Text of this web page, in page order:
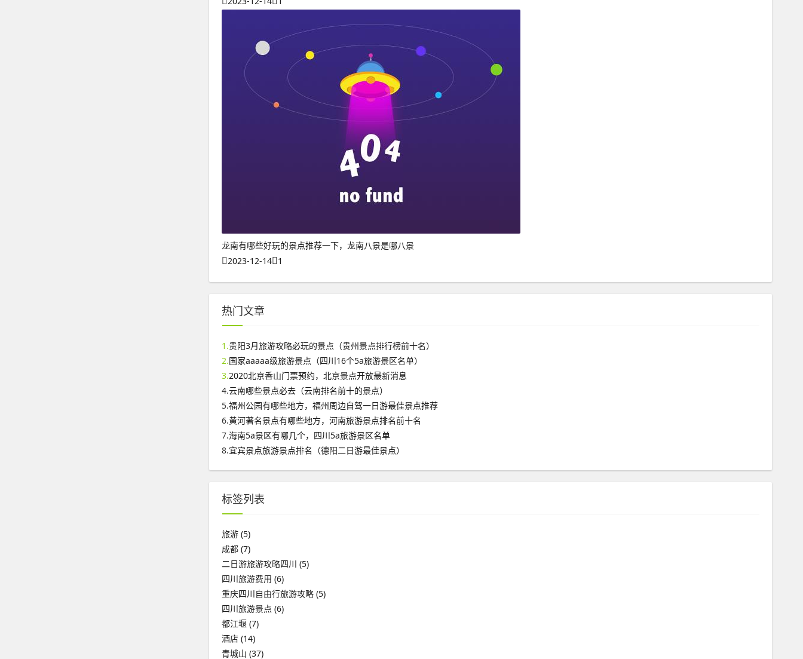
龙南有哪些好玩的景点推荐一下，龙南八景是哪八景
2023-12-14 1
热门文章
1.贵阳3月旅游攻略必玩的景点（贵州景点排行榜前十名）
2.国家aaaaa级旅游景点（四川16个5a旅游景区名单）
3.2020北京香山门票预约，北京景点开放最新消息
4.云南哪些景点必去（云南排名前十的景点）
5.福州公园有哪些地方，福州周边自驾一日游最佳景点推荐
6.黄河著名景点有哪些地方，河南旅游景点排名前十名
7.海南5a景区有哪几个，四川5a旅游景区名单
8.宜宾景点旅游景点排名（德阳二日游最佳景点）
标签列表
旅游 (5)
成都 (7)
二日游旅游攻略四川 (5)
四川旅游费用 (6)
重庆四川自由行旅游攻略 (5)
四川旅游景点 (6)
都江堰 (7)
酒店 (14)
青城山 (37)